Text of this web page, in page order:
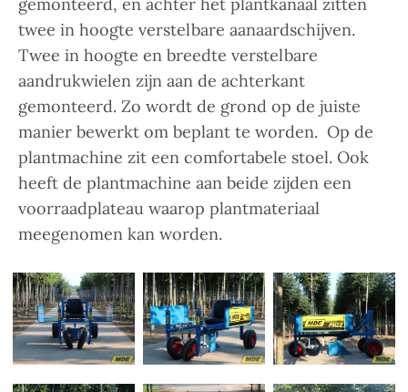
twee in hoogte verstelbare aanaardschijven.
Twee in hoogte en breedte verstelbare
aandrukwielen zijn aan de achterkant
gemonteerd. Zo wordt de grond op de juiste
manier bewerkt om beplant te worden. Op de
plantmachine zit een comfortabele stoel. Ook
heeft de plantmachine aan beide zijden een
voorraadplateau waarop plantmateriaal
meegenomen kan worden.